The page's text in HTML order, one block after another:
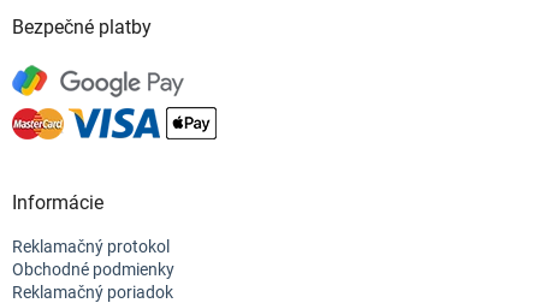
Bezpečné platby
Informácie
Reklamačný protokol
Obchodné podmienky
Reklamačný poriadok